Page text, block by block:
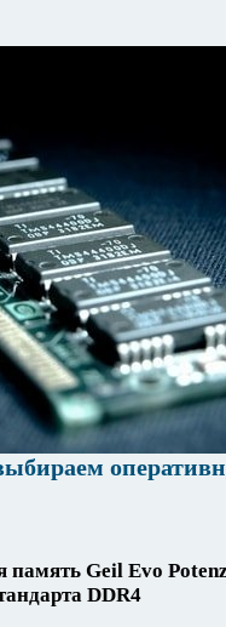
Geil Evo
DDR4